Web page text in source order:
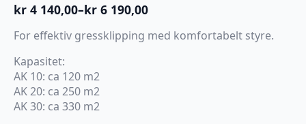
kr 4 140,00–kr 6 190,00
Prisområde:
kr 4
140,00
til
kr 6
190,00
For effektiv gressklipping med komfortabelt styre.
Kapasitet:
AK 10: ca 120 m2
AK 20: ca 250 m2
AK 30: ca 330 m2